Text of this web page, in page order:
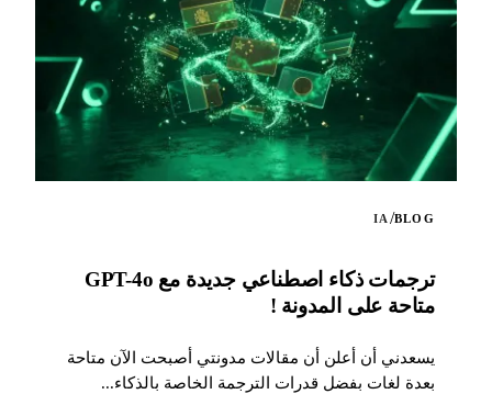
BLOG
/
IA
ترجمات ذكاء اصطناعي جديدة مع GPT-4o
متاحة على المدونة !
يسعدني أن أعلن أن مقالات مدونتي أصبحت الآن متاحة
بعدة لغات بفضل قدرات الترجمة الخاصة بالذكاء...